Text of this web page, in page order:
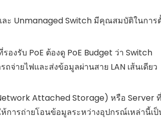
ละ Unmanaged Switch มีคุณสมบัติในการ
องรับ PoE ต้องดู PoE Budget ว่า Switch
จ่ายไฟและส่งข้อมูลผ่านสาย LAN เส้นเดียว
Attached Storage) หรือ Server
ห้การถ่ายโอนข้อมูลระหว่างอุปกรณ์เหล่านี้เ